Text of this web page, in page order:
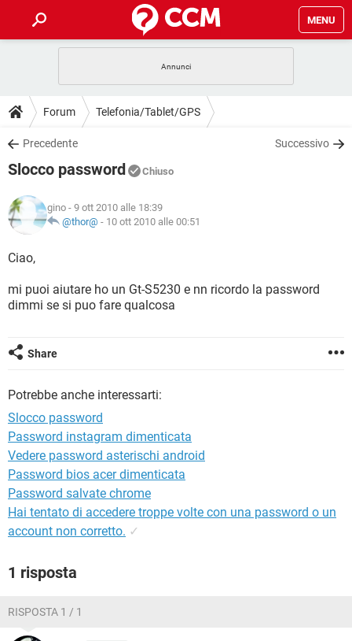
MENU
INTRATTENIMENTO ANDROID
iOS
INSTAGRAM
TIKTOK
HARDWARE
GUIDE
COVID-19 GAMING
INSTAGRAM
TIKTOK
HARDWARE
DOWNLOAD
COVID-19
INTRATTENIMENTO
iOS WINDOWS 10
INSTAGRAM
HARDWARE
COVID-19
INTRATTENIMENTO
iOS
INSTAGRAM WHATSAPP
HARDWARE
GLOSSARIO
COVID-19
iOS
TIKTOK
Forum Telefonia/Tablet/GPS
Precedente Successivo
Slocco password Chiuso
gino - 9 ott 2010 alle 18:39
@thor@ - 10 ott 2010 alle 00:51
Ciao,
mi puoi aiutare ho un Gt-S5230 e nn ricordo la password
dimmi se si puo fare qualcosa
Share
Potrebbe anche interessarti:
Slocco password
Password instagram dimenticata
Vedere password asterischi android
Password bios acer dimenticata
Password salvate chrome
Hai tentato di accedere troppe volte con una password o un
account non corretto. ✓
1 risposta
RISPOSTA 1 / 1